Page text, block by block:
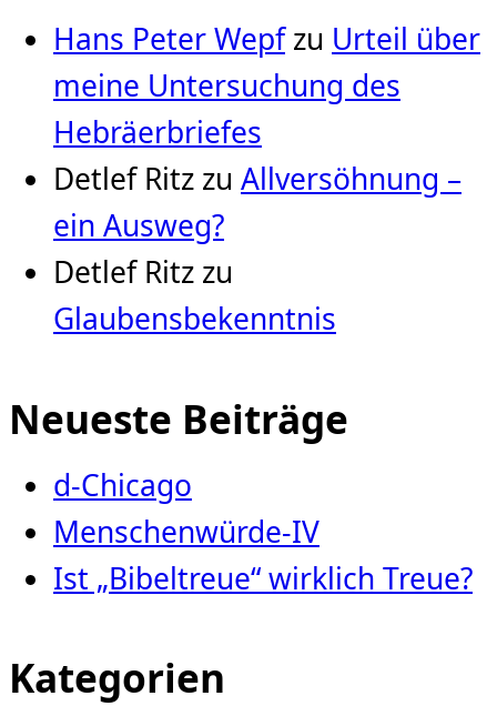
Hans Peter Wepfzu Urteil über
meine Untersuchung des
Hebräerbriefes
Detlef Ritz zu Allversöhnung –
ein Ausweg?
Detlef Ritz zu
Glaubensbekenntnis
Neueste Beiträge
d-Chicago
Menschenwürde-IV
Ist „Bibeltreue“ wirklich Treue?
Kategorien